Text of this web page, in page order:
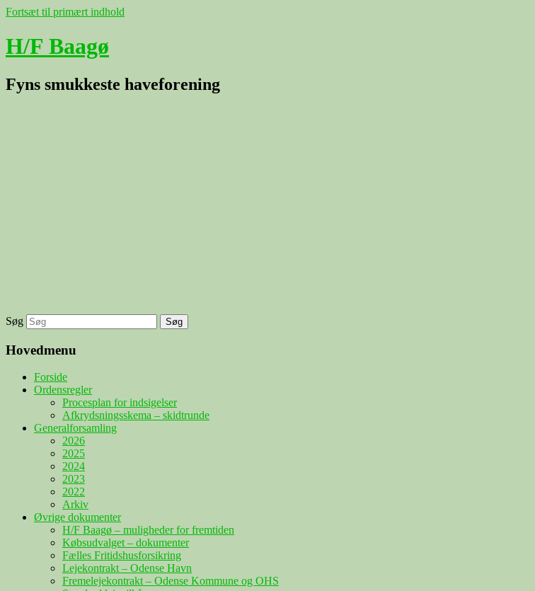
Fortsæt til primært indhold
H/F Baagø
Fyns smukkeste haveforening
Søg
Hovedmenu
Forside
Ordensregler
Procesplan for indsigelser
Afkrydsningsskema – skidtrunde
Generalforsamling
2026
2025
2024
2023
2022
Arkiv
Øvrige dokumenter
H/F Baagø – muligheder for fremtiden
Købsudvalget – dokumenter
Fælles Fritidshusforsikring
Lejekontrakt – Odense Havn
Fremelejekontrakt – Odense Kommune og OHS